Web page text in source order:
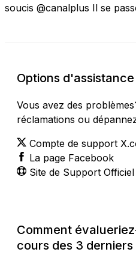
soucis @canalplus Il se
Options
Vous avez des
réclamations ou
Compte de support
La page Facebook
Site de Support Officiel
Comment
cours des 3 derniers